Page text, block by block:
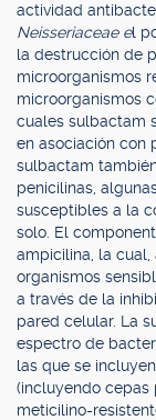
actividad
Neisseriaceae el
la destrucción de
microorganismos
microorganismos
cuales sulbactam
en asociación con
sulbactam
penicilinas,
susceptibles a la
solo. El
ampicilina, la
organismos
a través de la
pared celular. La
espectro de
las que se
(incluyendo cepas
meticilino-